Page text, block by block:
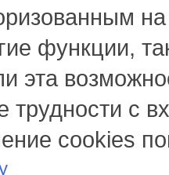
функции,
эта
трудности с
cookies